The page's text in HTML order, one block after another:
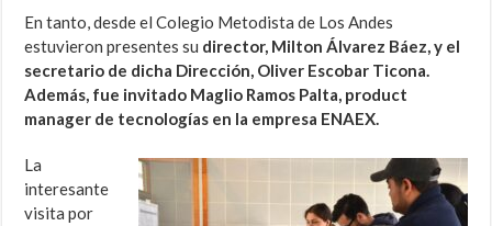
En tanto, desde el Colegio Metodista de Los Andes
estuvieron presentes su director, Milton Álvarez Báez, y el
secretario de dicha Dirección, Oliver Escobar Ticona.
Además, fue invitado Maglio Ramos Palta, product
manager de tecnologías en la empresa ENAEX.
La
interesante
visita por